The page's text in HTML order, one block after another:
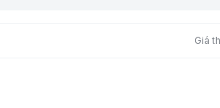
Giá